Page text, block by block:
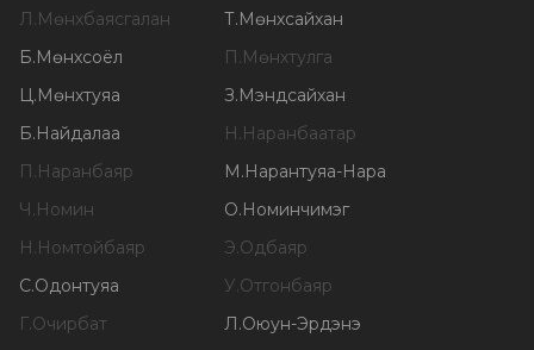
Л . Мөнхбаясгалан Т. Мөнхсайхан
Б. Мөнхсоёл П . Мөнхтулга
Ц. Мөнхтуяа З. Мэндсайхан
Б. Найдалаа Н . Наранбаатар
П . Наранбаяр М . Нарантуяа-Нара
Ч . Номин О. Номинчимэг
Н . Номтойбаяр Э.Одбаяр
С.Одонтуяа У.Отгонбаяр
Г.Очирбат Л .Оюун-Эрдэнэ